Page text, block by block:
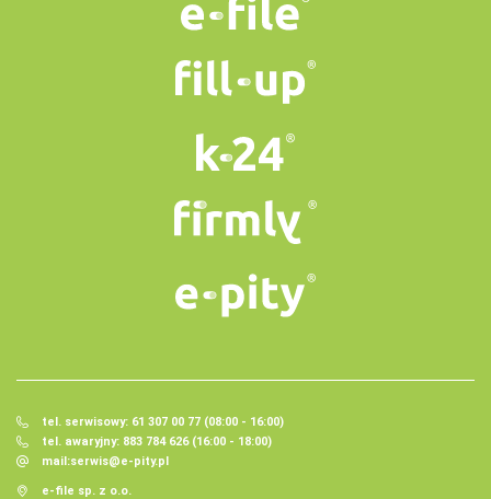
tel. serwisowy: 61 307 00 77 (08:00 - 16:00)
tel. awaryjny: 883 784 626 (16:00 - 18:00)
mail:serwis@e-pity.pl
e-file sp. z o.o.